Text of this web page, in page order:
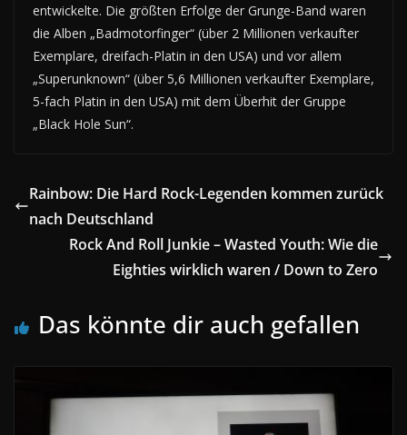
entwickelte. Die größten Erfolge der Grunge-Band waren
die Alben „Badmotorfinger“ (über 2 Millionen verkaufter
Exemplare, dreifach-Platin in den USA) und vor allem
„Superunknown“ (über 5,6 Millionen verkaufter Exemplare,
5-fach Platin in den USA) mit dem Überhit der Gruppe
„Black Hole Sun“.
Rainbow: Die Hard Rock-Legenden kommen zurück
nach Deutschland
Rock And Roll Junkie – Wasted Youth: Wie die
Eighties wirklich waren / Down to Zero
Das könnte dir auch gefallen